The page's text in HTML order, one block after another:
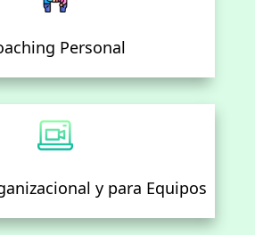
Personal
y para Equipos